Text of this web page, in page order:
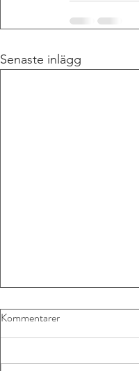
Senaste inlägg
Kommentarer